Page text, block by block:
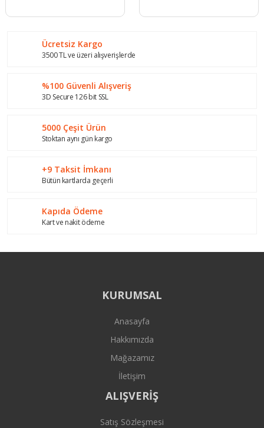
Ücretsiz Kargo
3500 TL ve üzeri alışverişlerde
%100 Güvenli Alışveriş
3D Secure 126 bit SSL
5000 Çeşit Ürün
Stoktan aynı gün kargo
+9 Taksit İmkanı
Bütün kartlarda geçerli
Kapıda Ödeme
Kart ve nakit ödeme
KURUMSAL
Anasayfa
Hakkımızda
Mağazamız
İletişim
ALIŞVERİŞ
Satış Sözleşmesi